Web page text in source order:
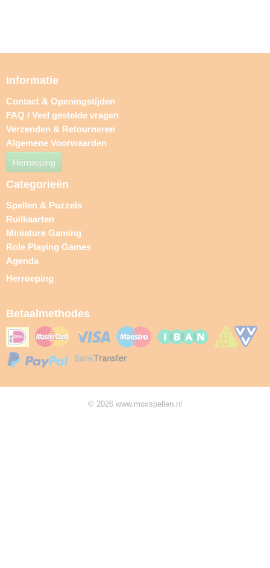
Informatie
Contact & Openingstijden
FAQ / Veel gestelde vragen
Verzenden & Retourneren
Algemene Voorwaarden
Herroeping
Categorieën
Spellen & Puzzels
Ruilkaarten
Miniature Gaming
Role Playing Games
Agenda
Herroeping
Betaalmethodes
© 2026 www.moxspellen.nl